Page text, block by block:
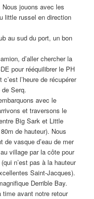
Nous jouons avec les
little russel en direction
au sud du port, un bon
d’aller chercher la
pour rééquilibrer le PH
l’heure de récupérer
Serq.
avec le
et traversons le
Big Sark et Little
de hauteur). Nous
de vasque d’eau de mer
village par la côte pour
n’est pas à la hauteur
Saint-Jacques).
Derrible Bay.
time avant notre retour